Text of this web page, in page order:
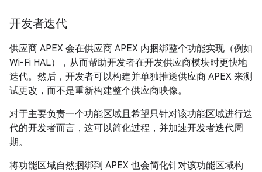
开发者迭代
供应商 APEX 会在供应商 APEX 内捆绑整个功能实现（例如
Wi-Fi HAL），从而帮助开发者在开发供应商模块时更快地
迭代。然后，开发者可以构建并单独推送供应商 APEX 来测
试更改，而不是重新构建整个供应商映像。
对于主要负责一个功能区域且希望只针对该功能区域进行迭
代的开发者而言，这可以简化过程，并加速开发者迭代周
期。
将功能区域自然捆绑到 APEX 也会简化针对该功能区域构